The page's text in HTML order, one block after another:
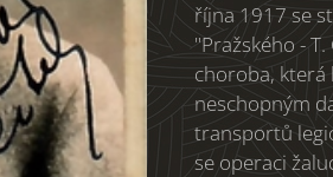
října 1917 se
"Pražského -
choroba, která
neschopným
transportů
se operaci